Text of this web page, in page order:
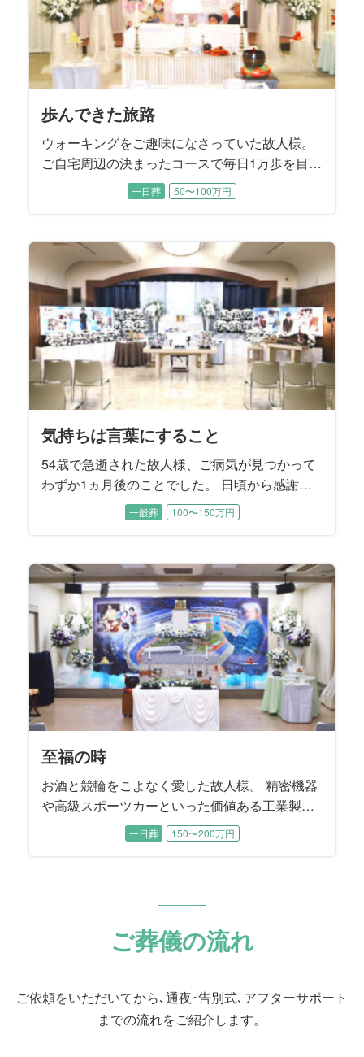
歩んできた旅路
ウォーキングをご趣味になさっていた故人様。
ご自宅周辺の決まったコースで毎日1万歩を目標
に歩かれていたこともあり、88歳で旅立たれる
直前まで大きなご病気をすることなくお過ごし
気だった頃は、お二人で手を繋ぎながらお散歩
されていたそうです。 子供たちから見てもとて
も仲睦まじいご夫婦でした。
一日葬 50〜100万円
気持ちは言葉にすること
54歳で急逝された故人様、ご病気が見つかって
わずか1ヵ月後のことでした。 日頃から感謝は
言葉にしなければ伝わらないというお考えをお
持ちだった故人様。 奥様へ1日1回「ありがと
そうです。 昨年、むすびすで奥様のご親族のご
葬儀をお手伝いさせていただいたことから、こ
の度のご依頼となりました。
一般葬 100〜150万円
至福の時
お酒と競輪をこよなく愛した故人様。 精密機器
や高級スポーツカーといった価値ある工業製品
を輸送する際に「梱包」する工業包装技能士と
して生涯活躍。 数年前まで現役でお仕事を続け
人様は国内で14人目に資格を取得された、まさ
に梱包のプロフェッショナルでした。
一日葬 150〜200万円
ご葬儀の流れ
ご依頼をいただいてから､通夜･告別式､アフターサポート
までの流れをご紹介します。